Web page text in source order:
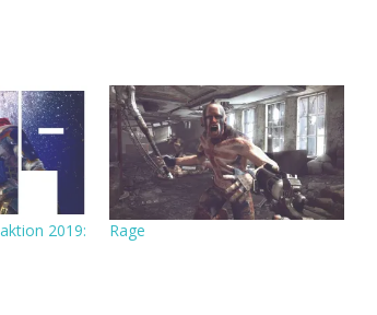
2019:
Rage